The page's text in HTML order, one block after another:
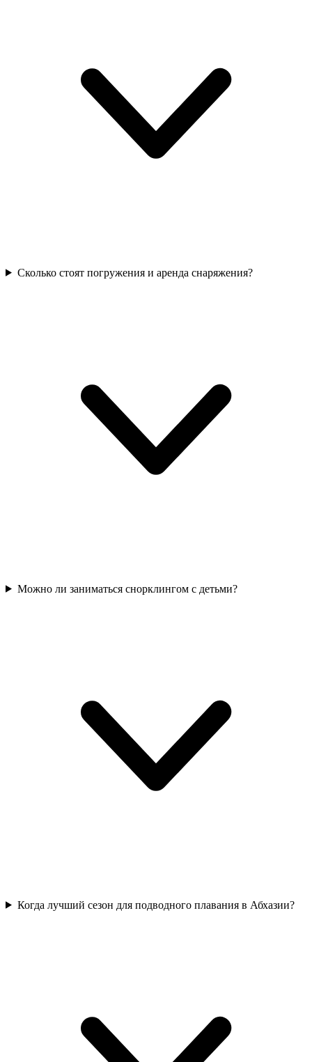
Сколько стоят погружения и аренда снаряжения?
Можно ли заниматься снорклингом с детьми?
Когда лучший сезон для подводного плавания в Абхазии?